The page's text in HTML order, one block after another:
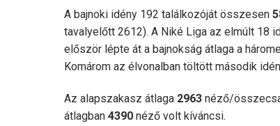
A bajnoki idény 192 találkozóját összesen
tavalyelőtt 2612). A Niké Liga az elmúlt 18
először lépte át a bajnokság átlaga a
Komárom az élvonalban töltött második
Az alapszakasz átlaga 2963 néző/
átlagban 4390 néző volt kíváncsi.